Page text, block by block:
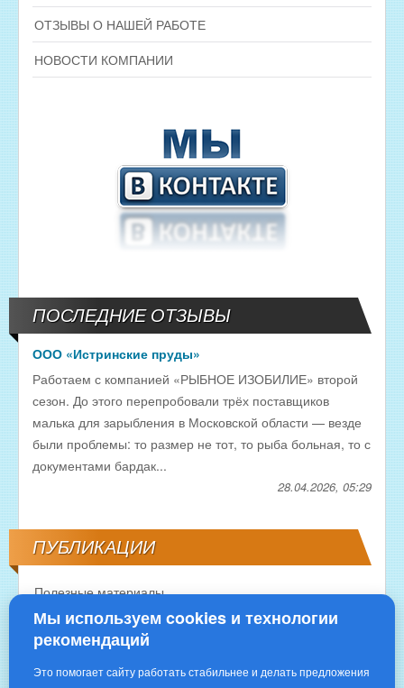
ОТЗЫВЫ О НАШЕЙ РАБОТЕ
НОВОСТИ КОМПАНИИ
ПОСЛЕДНИЕ ОТЗЫВЫ
ООО «Истринские пруды»
Работаем с компанией «РЫБНОЕ ИЗОБИЛИЕ» второй
сезон. До этого перепробовали трёх поставщиков
малька для зарыбления в Московской области — везде
были проблемы: то размер не тот, то рыба больная, то с
документами бардак...
28.04.2026, 05:29
ПУБЛИКАЦИИ
Полезные материалы
Мы используем cookies и технологии
рекомендаций
Это помогает сайту работать стабильнее и делать предложения